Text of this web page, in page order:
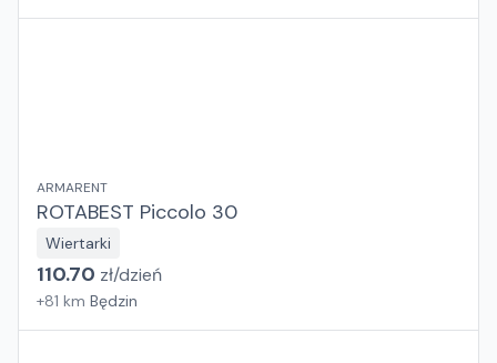
ARMARENT
ROTABEST Piccolo 30
Wiertarki
110.70 zł/dzień
+81 km Będzin